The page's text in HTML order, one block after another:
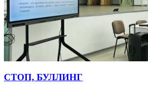
СТОП, БУЛЛИНГ